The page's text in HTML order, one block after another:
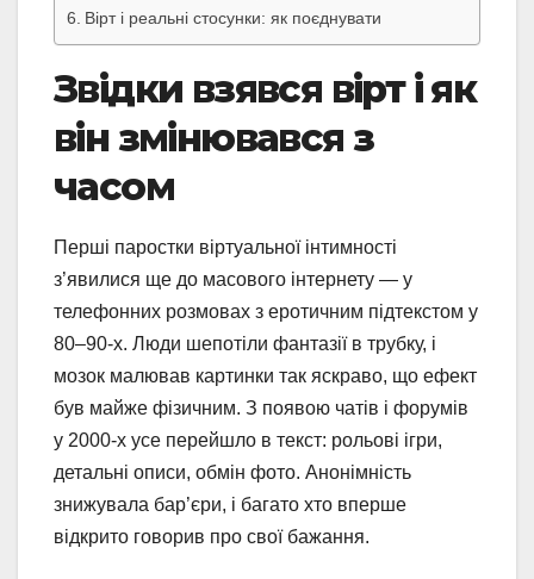
Вірт і реальні стосунки: як поєднувати
Звідки взявся вірт і як
він змінювався з
часом
Перші паростки віртуальної інтимності
з’явилися ще до масового інтернету — у
телефонних розмовах з еротичним підтекстом у
80–90-х. Люди шепотіли фантазії в трубку, і
мозок малював картинки так яскраво, що ефект
був майже фізичним. З появою чатів і форумів
у 2000-х усе перейшло в текст: рольові ігри,
детальні описи, обмін фото. Анонімність
знижувала бар’єри, і багато хто вперше
відкрито говорив про свої бажання.